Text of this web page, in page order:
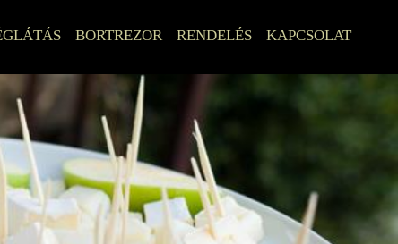
BORTREZOR RENDELÉS KAPCSOLAT